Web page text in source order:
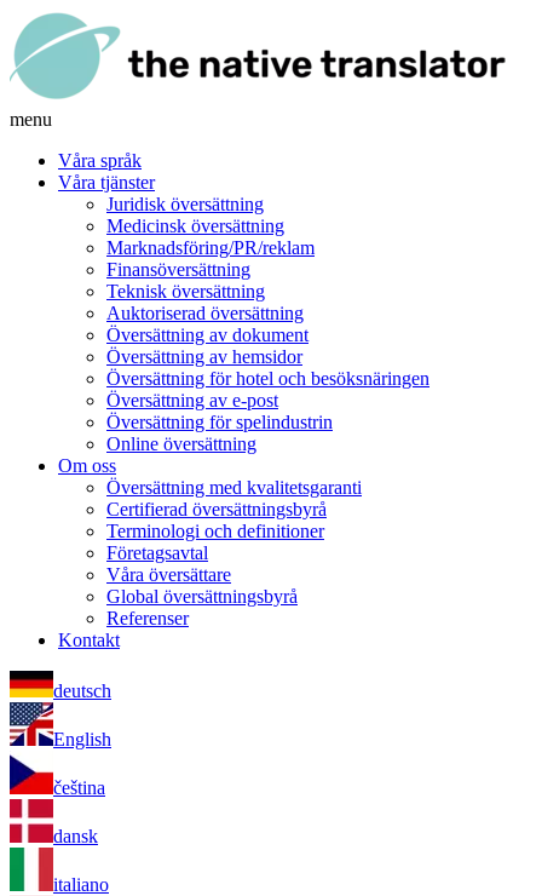
menu
Våra språk
Våra tjänster
Juridisk översättning
Medicinsk översättning
Marknadsföring/PR/reklam
Finansöversättning
Teknisk översättning
Auktoriserad översättning
Översättning av dokument
Översättning av hemsidor
Översättning för hotel och besöksnäringen
Översättning av e-post
Översättning för spelindustrin
Online översättning
Om oss
Översättning med kvalitetsgaranti
Certifierad översättningsbyrå
Terminologi och definitioner
Företagsavtal
Våra översättare
Global översättningsbyrå
Referenser
Kontakt
deutsch
English
čeština
dansk
italiano